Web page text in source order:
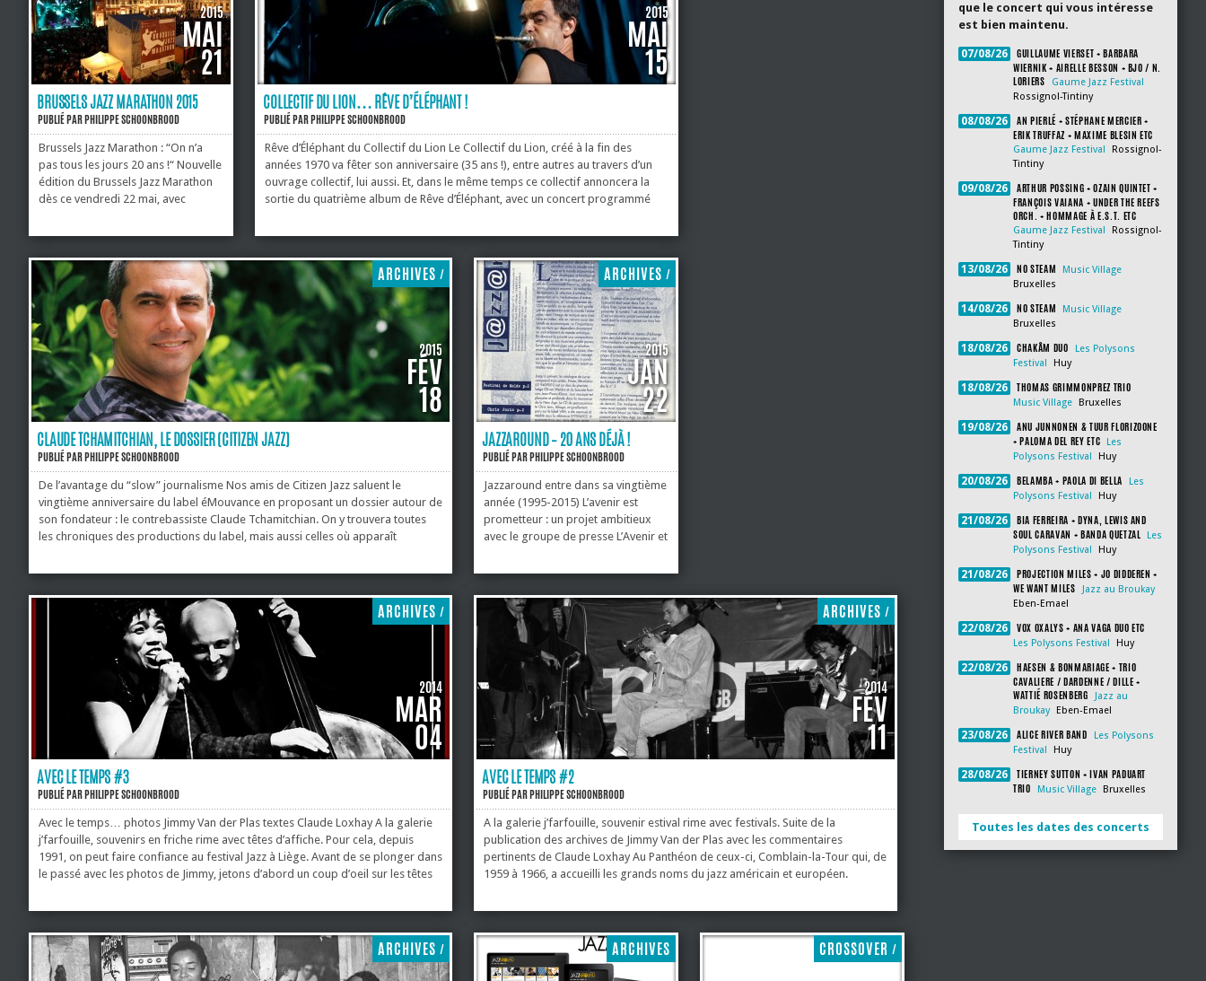
2015
MAI
21
BRUSSELS JAZZ MARATHON 2015
PUBLIÉ PARPHILIPPE SCHOONBROOD
Brussels Jazz Marathon : “On n’a
pas tous les jours 20 ans !“ Nouvelle
édition du Brussels Jazz Marathon
dès ce vendredi 22 mai, avec
ouvertes aux jeunes talents, aux
mais aussi aux formations
confirmées et...
2015
MAI
15
COLLECTIF DU LION… RÊVE D’ÉLÉPHANT !
PUBLIÉ PARPHILIPPE SCHOONBROOD
Rêve d’Éléphant du Collectif du Lion Le Collectif du Lion, créé à la fin des
années 1970 va fêter son anniversaire (35 ans !), entre autres au travers d’un
ouvrage collectif, lui aussi. Et, dans le même temps ce collectif annoncera la
sortie du quatrième album de Rêve d’Éléphant, avec un concert programmé
entretien avec Michel Massot, réalisé par Claude Loxhay, et publié au mois de
projet musical et collectif de Rêve d’Éléphant, ainsi...
ARCHIVES /
2015
FÉV
18
CLAUDE TCHAMITCHIAN, LE DOSSIER (CITIZEN JAZZ)
PUBLIÉ PARPHILIPPE SCHOONBROOD
De l’avantage du “slow” journalisme Nos amis de Citizen Jazz saluent le
vingtième anniversaire du label éMouvance en proposant un dossier autour de
son fondateur : le contrebassiste Claude Tchamitchian. On y trouvera toutes
les chroniques des productions du label, mais aussi celles où apparaît
captations vidéos, un entretien, de nombreuses photos… Et, après avoir
Tchamitchian dans le monde de la musique : inversement proportionnel à son
ARCHIVES /
2015
JAN
22
JAZZAROUND – 20 ANS DÉJÀ !
PUBLIÉ PARPHILIPPE SCHOONBROOD
Jazzaround entre dans sa vingtième
année (1995-2015) L’avenir est
prometteur : un projet ambitieux
avec le groupe de presse L’Avenir et
consacré aux musiques actuelles,
information papier et électronique),
ARCHIVES /
2014
MAR
04
AVEC LE TEMPS #3
PUBLIÉ PARPHILIPPE SCHOONBROOD
Avec le temps… photos Jimmy Van der Plas textes Claude Loxhay A la galerie
j’farfouille, souvenirs en friche rime avec têtes d’affiche. Pour cela, depuis
1991, on peut faire confiance au festival Jazz à Liège. Avant de se plonger dans
le passé avec les photos de Jimmy, jetons d’abord un coup d’oeil sur les têtes
Barron en dialogue avec la contrebasse de Dave Holland, Archie Shepp
Kenny Garrett Quintet, Charlie Gayle, un des ténors du post-free;...
ARCHIVES /
2014
FÉV
11
AVEC LE TEMPS #2
PUBLIÉ PARPHILIPPE SCHOONBROOD
A la galerie j’farfouille, souvenir estival rime avec festivals. Suite de la
publication des archives de Jimmy Van der Plas avec les commentaires
pertinents de Claude Loxhay Au Panthéon de ceux-ci, Comblain-la-Tour qui, de
1959 à 1966, a accueilli les grands noms du jazz américain et européen.
nimbé de brume par les projecteurs; Stan Getz, The Sound, avec Gary Burton;
aussi le quintet d’Albert Mangelsdorff, le Polonais Zbibniew Namyslowski et
puis René Thomas,...
ARCHIVES / ARCHIVES CROSSOVER /
que le concert qui vous intéresse
est bien maintenu.
07/08/26
GUILLAUME VIERSET + BARBARA
WIERNIK + AIRELLE BESSON + BJO / N.
LORIERS
Gaume Jazz Festival
Rossignol-Tintiny
08/08/26
AN PIERLÉ + STÉPHANE MERCIER +
ERIK TRUFFAZ + MAXIME BLESIN ETC
Gaume Jazz Festival
Rossignol-
Tintiny
09/08/26
ARTHUR POSSING + OZAIN QUINTET +
FRANÇOIS VAIANA + UNDER THE REEFS
ORCH. + HOMMAGE À E.S.T. ETC
Gaume Jazz Festival
Rossignol-
Tintiny
13/08/26 NO STEAM
Music Village
Bruxelles
14/08/26 NO STEAM
Music Village
Bruxelles
18/08/26 CHAKÂM DUO
Les Polysons
Festival
Huy
18/08/26 THOMAS GRIMMONPREZ TRIO
Music Village Bruxelles
19/08/26
ANU JUNNONEN & TUUR FLORIZOONE
+ PALOMA DEL REY ETC
Les
Polysons Festival
Huy
20/08/26 BELAMBA + PAOLA DI BELLA
Les
Polysons Festival
Huy
21/08/26
BIA FERREIRA + DYNA, LEWIS AND
SOUL CARAVAN + BANDA QUETZAL
Les
Polysons Festival
Huy
21/08/26
PROJECTION MILES + JO DIDDEREN +
WE WANT MILES
Jazz au Broukay
Eben-Emael
22/08/26 VOX OXALYS + ANA VAGA DUO ETC
Les Polysons Festival Huy
22/08/26
HAESEN & BONMARIAGE + TRIO
CAVALIERE / DARDENNE / DILLE +
WATTIÉ ROSENBERG
Jazz au
Broukay
Eben-Emael
23/08/26 ALICE RIVER BAND
Les Polysons
Festival
Huy
28/08/26
TIERNEY SUTTON + IVAN PADUART
TRIO
Music Village Bruxelles
Toutes les dates des concerts